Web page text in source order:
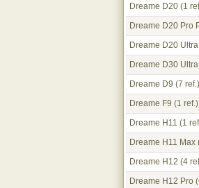
Dreame D20 (1
Dreame D20 Pro
Dreame D20 Ultra
Dreame D30 Ultra
Dreame D9 (7 ref.)
Dreame F9 (1 ref.)
Dreame H11 (1
Dreame H11 Max
Dreame H12 (4
Dreame H12 Pro